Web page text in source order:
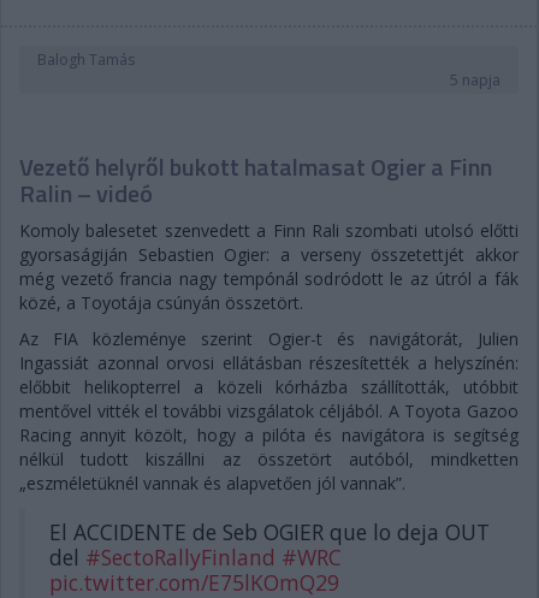
Balogh Tamás
5 napja
Vezető helyről bukott hatalmasat Ogier a Finn
Ralin – videó
Komoly balesetet szenvedett a Finn Rali szombati utolsó előtti
gyorsaságiján Sebastien Ogier: a verseny összetettjét akkor
még vezető francia nagy tempónál sodródott le az útról a fák
közé, a Toyotája csúnyán összetört.
Az FIA közleménye szerint Ogier-t és navigátorát, Julien
Ingassiát azonnal orvosi ellátásban részesítették a helyszínén:
előbbit helikopterrel a közeli kórházba szállították, utóbbit
mentővel vitték el további vizsgálatok céljából. A Toyota Gazoo
Racing annyit közölt, hogy a pilóta és navigátora is segítség
nélkül tudott kiszállni az összetört autóból, mindketten
„eszméletüknél vannak és alapvetően jól vannak”.
El ACCIDENTE de Seb OGIER que lo deja OUT
del #SectoRallyFinland #WRC
pic.twitter.com/E75lKOmQ29